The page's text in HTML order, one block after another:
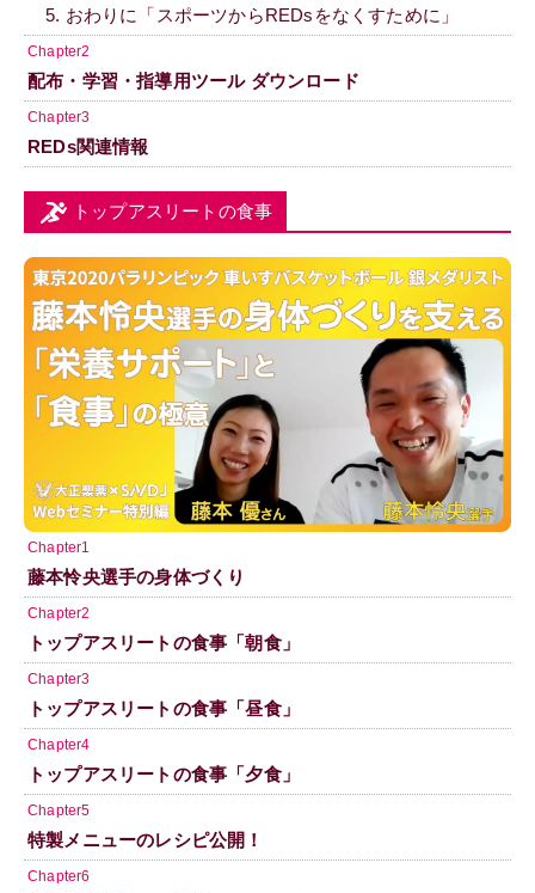
5. おわりに「スポーツからREDsをなくすために」
Chapter2
配布・学習・指導用ツール ダウンロード
Chapter3
REDs関連情報
トップアスリートの食事
Chapter1
藤本怜央選手の身体づくり
Chapter2
トップアスリートの食事「朝食」
Chapter3
トップアスリートの食事「昼食」
Chapter4
トップアスリートの食事「夕食」
Chapter5
特製メニューのレシピ公開！
Chapter6